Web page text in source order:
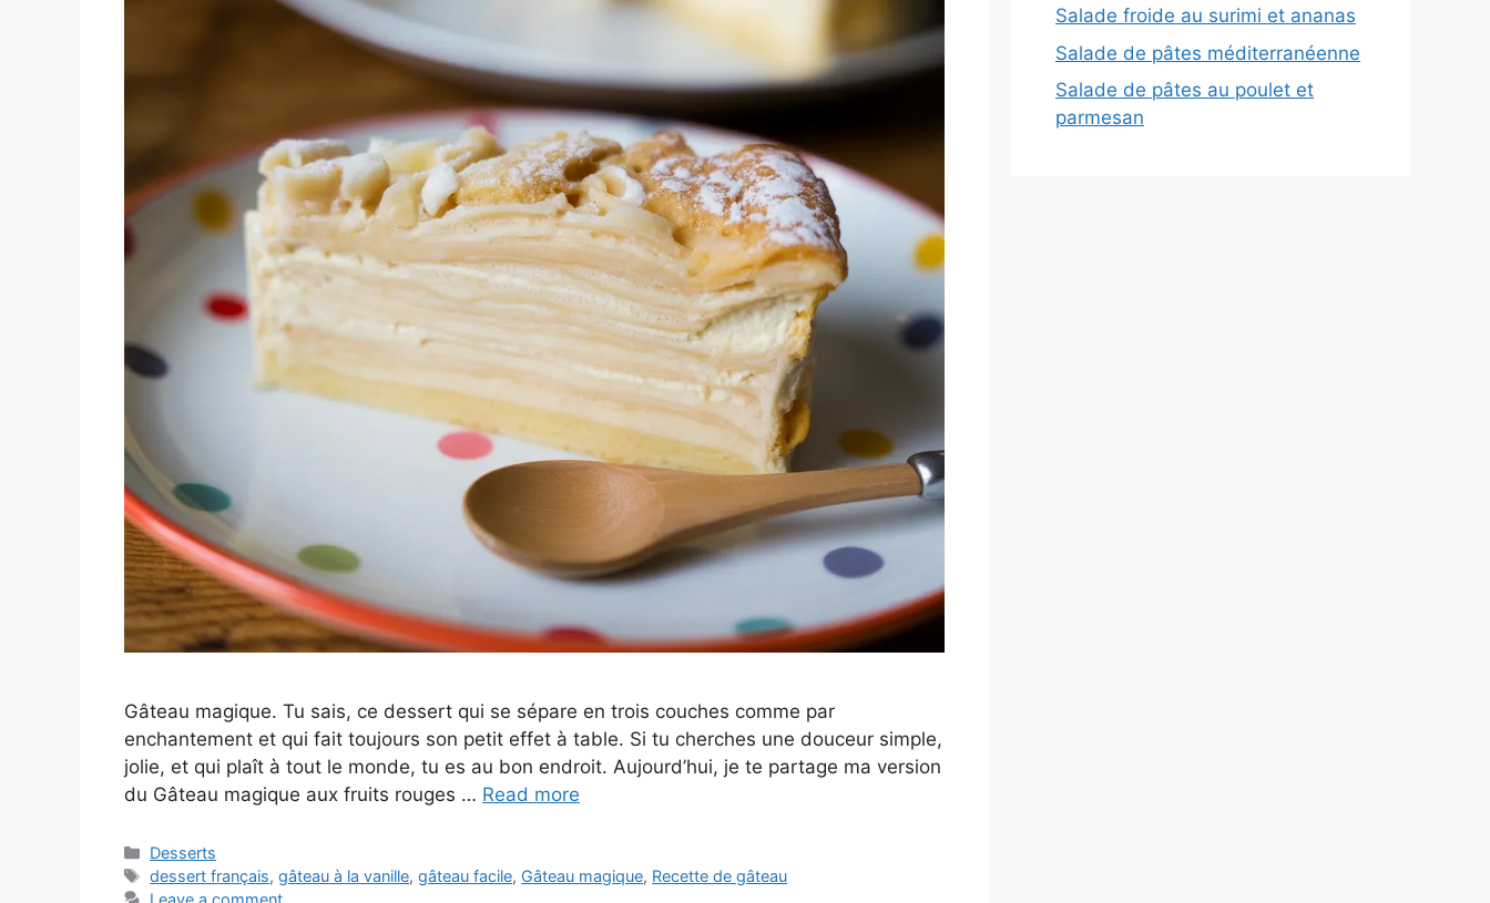
Gâteau magique. Tu sais, ce dessert qui se sépare en trois couches comme par
enchantement et qui fait toujours son petit effet à table. Si tu cherches une douceur simple,
jolie, et qui plaît à tout le monde, tu es au bon endroit. Aujourd’hui, je te partage ma version
du Gâteau magique aux fruits rouges … Read more
Categories
Desserts
Tags
dessert français,gâteau à la vanille,gâteau facile, Gâteau magique, Recette de gâteau
Salade froide au surimi et ananas
Salade de pâtes méditerranéenne
Salade de pâtes au poulet et
parmesan